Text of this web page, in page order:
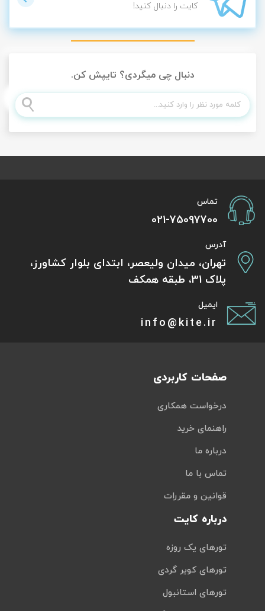
کایت را دنبال کنید!
دنبال چی میگردی؟ تایپش کن.
تماس
021-75097700
آدرس
تهران، میدان ولیعصر، ابتدای بلوار کشاورز،
پلاک 31، طبقه همکف
ایمیل
info@kite.ir
صفحات کاربردی
درخواست همکاری
راهنمای خرید
درباره ما
تماس با ما
قوانین و مقررات
درباره کایت
تورهای یک روزه
تورهای کویر گردی
تورهای استانبول